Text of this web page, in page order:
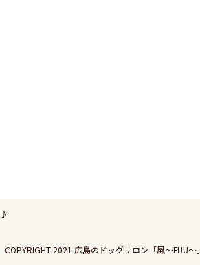
COPYRIGHT 2021 広島のドッグサロン「風～FUU～」